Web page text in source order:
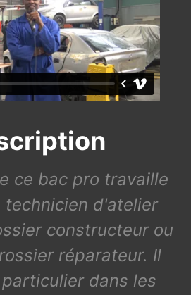
ce bac pro travaille
technicien d'atelier
constructeur ou
réparateur. Il
dans les